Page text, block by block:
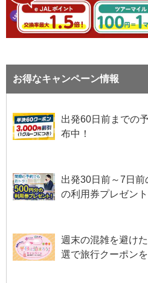
お得なキャンペーン情報
出発60日前までの
布中！
出発30日前～7日
の利用券プレゼント
週末の混雑を避け
選で旅行クーポンを